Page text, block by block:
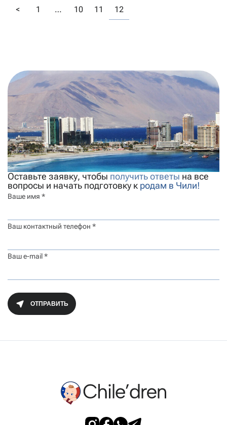
<
1 … 10 11 12
Оставьте заявку, чтобы получить ответы на все
вопросы и начать подготовку к родам в Чили!
Ваше имя *
Ваш контактный телефон *
Ваш e-mail *